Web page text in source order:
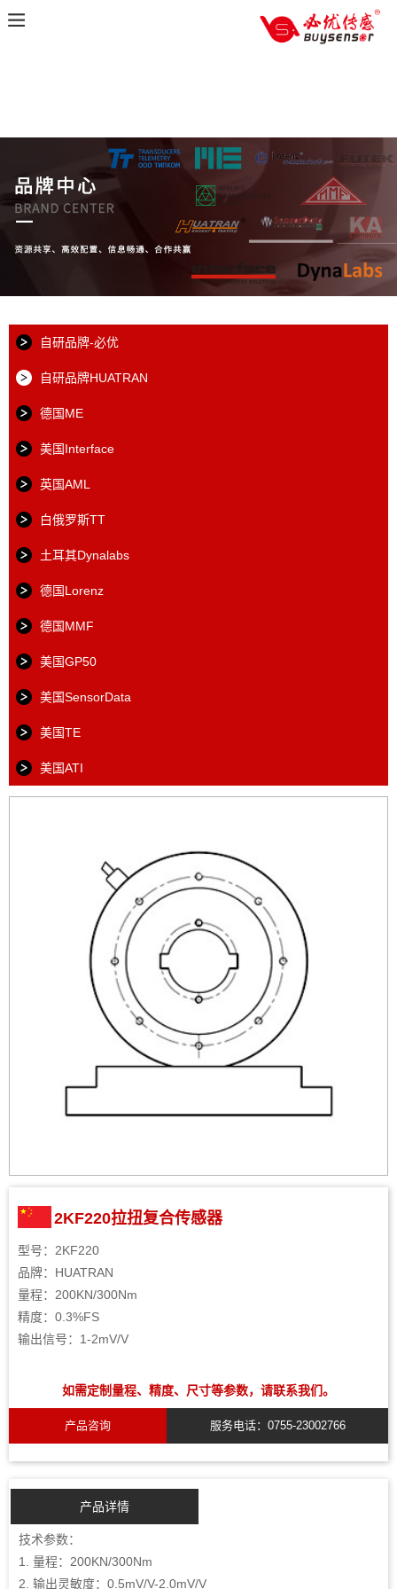
自研品牌-必优
自研品牌HUATRAN
德国ME
美国Interface
英国AML
白俄罗斯TT
土耳其Dynalabs
德国Lorenz
德国MMF
美国GP50
美国SensorData
美国TE
美国ATI
​2KF220拉扭复合传感器
型号：2KF220
品牌：HUATRAN
量程：200KN/300Nm
精度：0.3%FS
输出信号：1-2mV/V
如需定制量程、精度、尺寸等参数，请联系我们。
产品咨询 服务电话：0755-23002766
产品详情
技术参数：
1. 量程：200KN/300Nm
2. 输出灵敏度：0.5mV/V-2.0mV/V